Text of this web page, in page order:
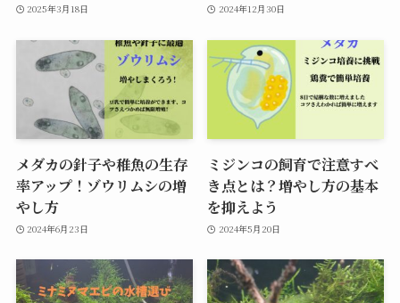
2025年3月18日 2024年12月30日
メダカの針子や稚魚の生存
率アップ！ゾウリムシの増
やし方
2024年6月23日
ミジンコの飼育で注意すべ
き点とは？増やし方の基本
を抑えよう
2024年5月20日